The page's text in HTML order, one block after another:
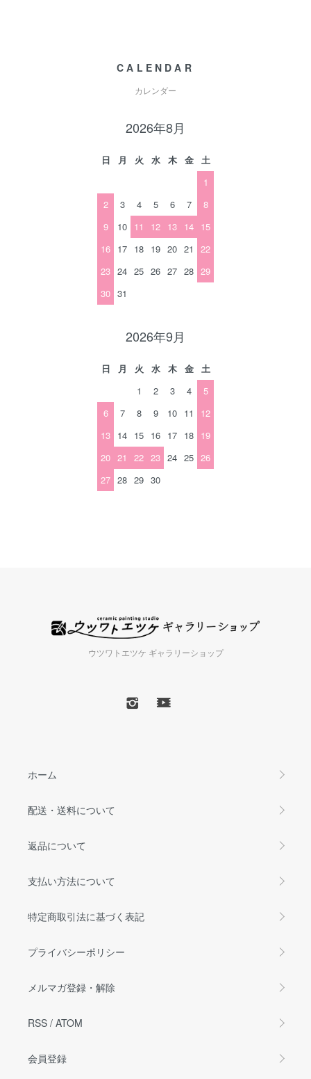
CALENDAR
カレンダー
2026年8月
日 月 火 水 木 金
土
1
2
3 4 5 6 7
8
9
10 11 12 13 14 15
16 17 18 19 20 21
22
23 24 25 26 27 28 29
30 31
2026年9月
日 月 火 水 木 金
土
1
2 3 4
5
6
7 8 9 10 11
12
13 14 15 16 17 18 19
20 21 22 23 24 25 26
27 28 29 30
ウツワトエツケ ギャラリーショップ
ホーム
配送・送料について
返品について
支払い方法について
特定商取引法に基づく表記
プライバシーポリシー
メルマガ登録・解除
RSS / ATOM
会員登録